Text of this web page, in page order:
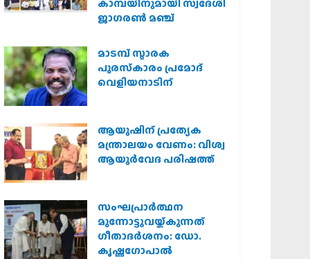
കാമ്പയിനുമായി സ്വദേശി
ജാഗരണ്‍ മഞ്ച്
മാടമ്പ് സ്മാരക
പുരസ്‌കാരം പ്രമോദ്
വെളിയനാടിന്
ആയുഷിന് പ്രത്യേക
മന്ത്രാലയം വേണം: വിശ്വ
ആയുര്‍വേദ പരിഷത്ത്
സംഘപ്രാര്‍ത്ഥന
മുന്നോട്ടുവയ്ക്കുന്നത്
ഗീതാദര്‍ശനം: ഡോ.
കൃഷ്ണഗോപാല്‍